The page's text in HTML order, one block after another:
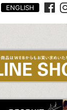
ENGLISH